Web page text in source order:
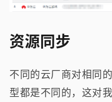
资源同步
不同的云厂商对相同
型都是不同的，这对